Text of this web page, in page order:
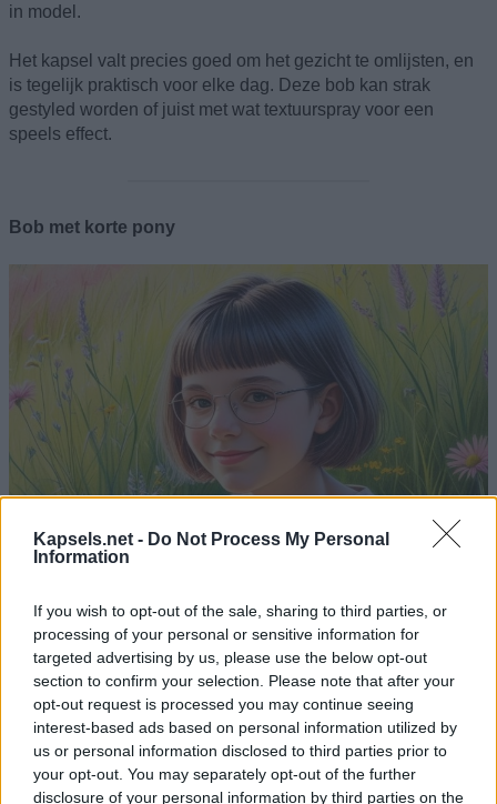
Kapsels.net - Do Not Process My Personal
Information
If you wish to opt-out of the sale, sharing to third parties, or
processing of your personal or sensitive information for
targeted advertising by us, please use the below opt-out
section to confirm your selection. Please note that after your
opt-out request is processed you may continue seeing
interest-based ads based on personal information utilized by
us or personal information disclosed to third parties prior to
your opt-out. You may separately opt-out of the further
disclosure of your personal information by third parties on the
in model.
Het kapsel valt precies goed om het gezicht te omlijsten, en
is tegelijk praktisch voor elke dag. Deze bob kan strak
gestyled worden of juist met wat textuurspray voor een
speels effect.
Bob met korte pony
Deze elegante bob combineert klassieke verfijning met een
jeugdige twist. De ronde vorm en korte pony omlijsten het
gezicht op zachte wijze. De rijke bruintint straalt diepte en
glans uit, terwijl de precieze snit moeiteloos zijn vorm
behoudt.
Ideaal voor het bedachtzame, rustige meisje dat van